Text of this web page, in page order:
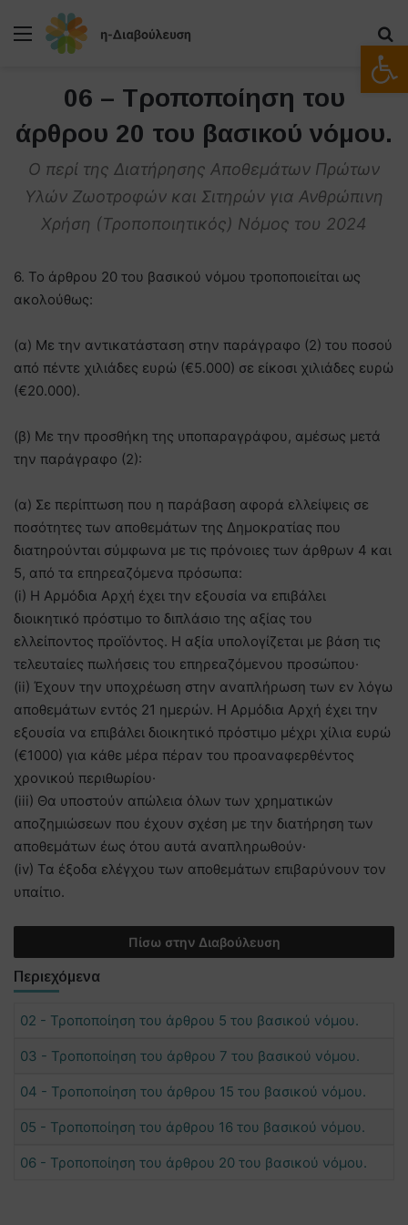
Μενού
06 – Τροποποίηση του
άρθρου 20 του βασικού νόμου.
Ο περί της Διατήρησης Αποθεμάτων Πρώτων
Υλών Ζωοτροφών και Σιτηρών για Ανθρώπινη
Χρήση (Τροποποιητικός) Νόμος του 2024
6. Το άρθρου 20 του βασικού νόμου τροποποιείται ως
ακολούθως:
(α) Με την αντικατάσταση στην παράγραφο (2) του ποσού
από πέντε χιλιάδες ευρώ (€5.000) σε είκοσι χιλιάδες ευρώ
(€20.000).
(β) Με την προσθήκη της υποπαραγράφου, αμέσως μετά
την παράγραφο (2):
(α) Σε περίπτωση που η παράβαση αφορά ελλείψεις σε
ποσότητες των αποθεμάτων της Δημοκρατίας που
διατηρούνται σύμφωνα με τις πρόνοιες των άρθρων 4 και
5, από τα επηρεαζόμενα πρόσωπα:
(i) Η Αρμόδια Αρχή έχει την εξουσία να επιβάλει
διοικητικό πρόστιμο το διπλάσιο της αξίας του
ελλείποντος προϊόντος. Η αξία υπολογίζεται με βάση τις
τελευταίες πωλήσεις του επηρεαζόμενου προσώπου·
(ii) Έχουν την υποχρέωση στην αναπλήρωση των εν λόγω
αποθεμάτων εντός 21 ημερών. Η Αρμόδια Αρχή έχει την
εξουσία να επιβάλει διοικητικό πρόστιμο μέχρι χίλια ευρώ
(€1000) για κάθε μέρα πέραν του προαναφερθέντος
χρονικού περιθωρίου·
(iii) Θα υποστούν απώλεια όλων των χρηματικών
αποζημιώσεων που έχουν σχέση με την διατήρηση των
αποθεμάτων έως ότου αυτά αναπληρωθούν·
(iv) Τα έξοδα ελέγχου των αποθεμάτων επιβαρύνουν τον
υπαίτιο.
Πίσω στην Διαβούλευση
Περιεχόμενα
02 - Τροποποίηση του άρθρου 5 του βασικού νόμου.
03 - Τροποποίηση του άρθρου 7 του βασικού νόμου.
04 - Τροποποίηση του άρθρου 15 του βασικού νόμου.
05 - Τροποποίηση του άρθρου 16 του βασικού νόμου.
06 - Τροποποίηση του άρθρου 20 του βασικού νόμου.